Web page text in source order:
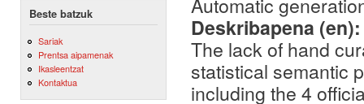
Beste batzuk
Sariak
Prentsa aipamenak
Ikasleentzat
Kontaktua
Deskribapena
The lack of hand
statistical semantic
including the 4